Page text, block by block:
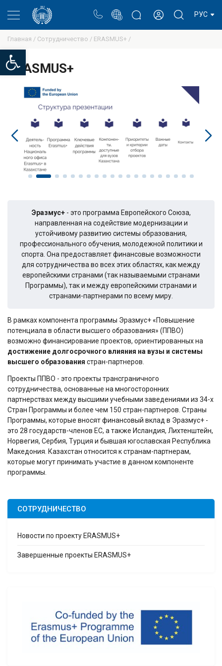
Open toolbar
РУС
Главная / Сотрудничество / ERASMUS+ /
ERASMUS+
Эразмус+- это программа Европейского Союза,
направленная на содействие модернизации и
устойчивому развитию системы образования,
профессионального обучения, молодежной политики и
спорта. Она предоставляет финансовые возможности
для сотрудничества во всех этих областях, как между
европейскими странами (так называемыми странами
Программы), так и между европейскими странами и
странами-партнерами по всему миру.
В рамках компонента программы Эразмус+ «Повышение
потенциала в области высшего образования» (ППВО)
возможно финансирование проектов, ориентированных на
достижение долгосрочного влияния на вузы и системы
высшего образования стран-партнеров.
Проекты ППВО - это проекты трансграничного
сотрудничества, основанные на многосторонних
партнерствах между высшими учебными заведениями из 34-х
Стран Программы и более чем 150 стран-партнеров. Страны
Программы, которые вносят финансовый вклад в Эразмус+ -
это 28 государств-членов ЕС, а также Исландия, Лихтенштейн,
Норвегия, Сербия, Турция и бывшая югославская Республика
Македония. Казахстан относится к странам-партнерам,
которые могут принимать участие в данном компоненте
программы.
СОТРУДНИЧЕСТВО
Новости по проекту ERASMUS+
Завершенные проекты ERASMUS+